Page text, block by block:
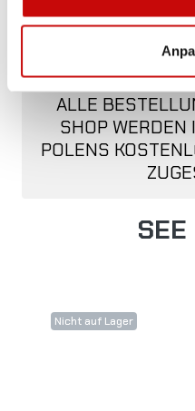
ALLE
SHOP
POLENS
SEE
Nicht auf Lager